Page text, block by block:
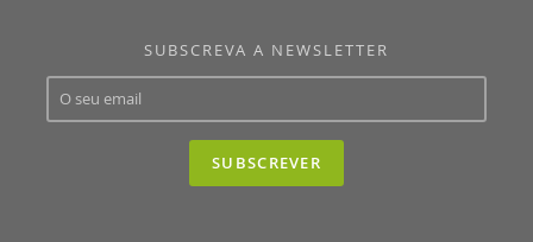
SUBSCREVA A NEWSLETTER
SUBSCREVER